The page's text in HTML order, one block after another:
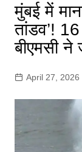
मुंबई में
तांडव’!
बीएमसी ने
April 27, 2026